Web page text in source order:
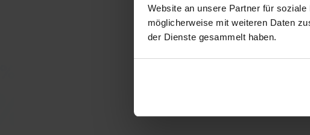
Website an unsere Partner für
möglicherweise mit weiteren Daten
der Dienste gesammelt haben.